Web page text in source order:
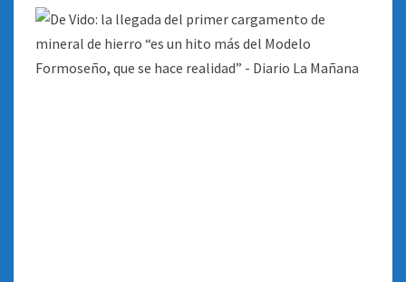
QUE
SE
HACE